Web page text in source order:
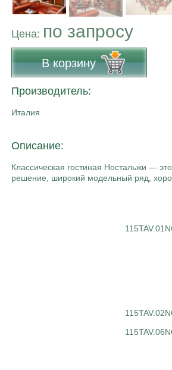
Цена: по запросу
В корзину
Производитель:
Италия
Описание:
Классическая гостиная Ностальжи —
решение, широкий модельный ряд,